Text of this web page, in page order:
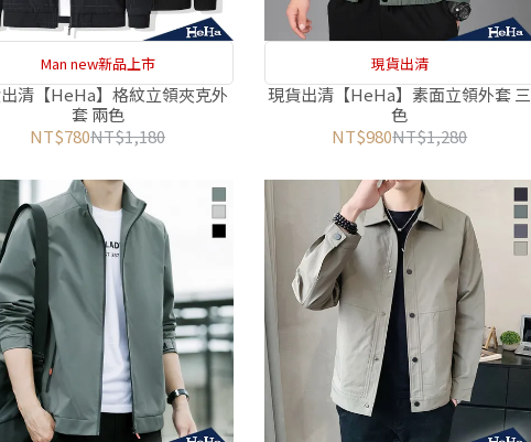
Man new新品上市
清【HeHa】格紋立領夾克外
套 兩色
NT$780NT$1,180
現貨出清
現貨出清【HeHa】素面立領外套 三
色
NT$980NT$1,280